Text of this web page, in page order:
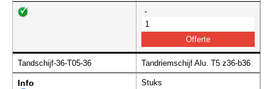
-
Tandschijf-36-T05-36 Tandriemschijf Alu. T5 z36-b36
Info Stuks